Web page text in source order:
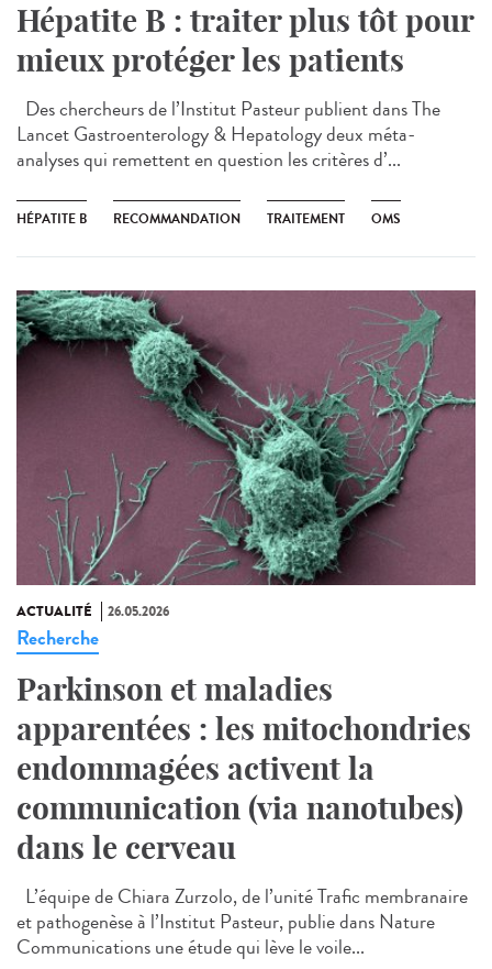
Hépatite B : traiter plus tôt pour
mieux protéger les patients
Des chercheurs de l’Institut Pasteur publient dans The
Lancet Gastroenterology & Hepatology deux méta-
analyses qui remettent en question les critères d’...
HÉPATITE B RECOMMANDATION TRAITEMENT OMS
ACTUALITÉ 26.05.2026
Recherche
Parkinson et maladies
apparentées : les mitochondries
endommagées activent la
communication (via nanotubes)
dans le cerveau
L’équipe de Chiara Zurzolo, de l’unité Trafic membranaire
et pathogenèse à l’Institut Pasteur, publie dans Nature
Communications une étude qui lève le voile...